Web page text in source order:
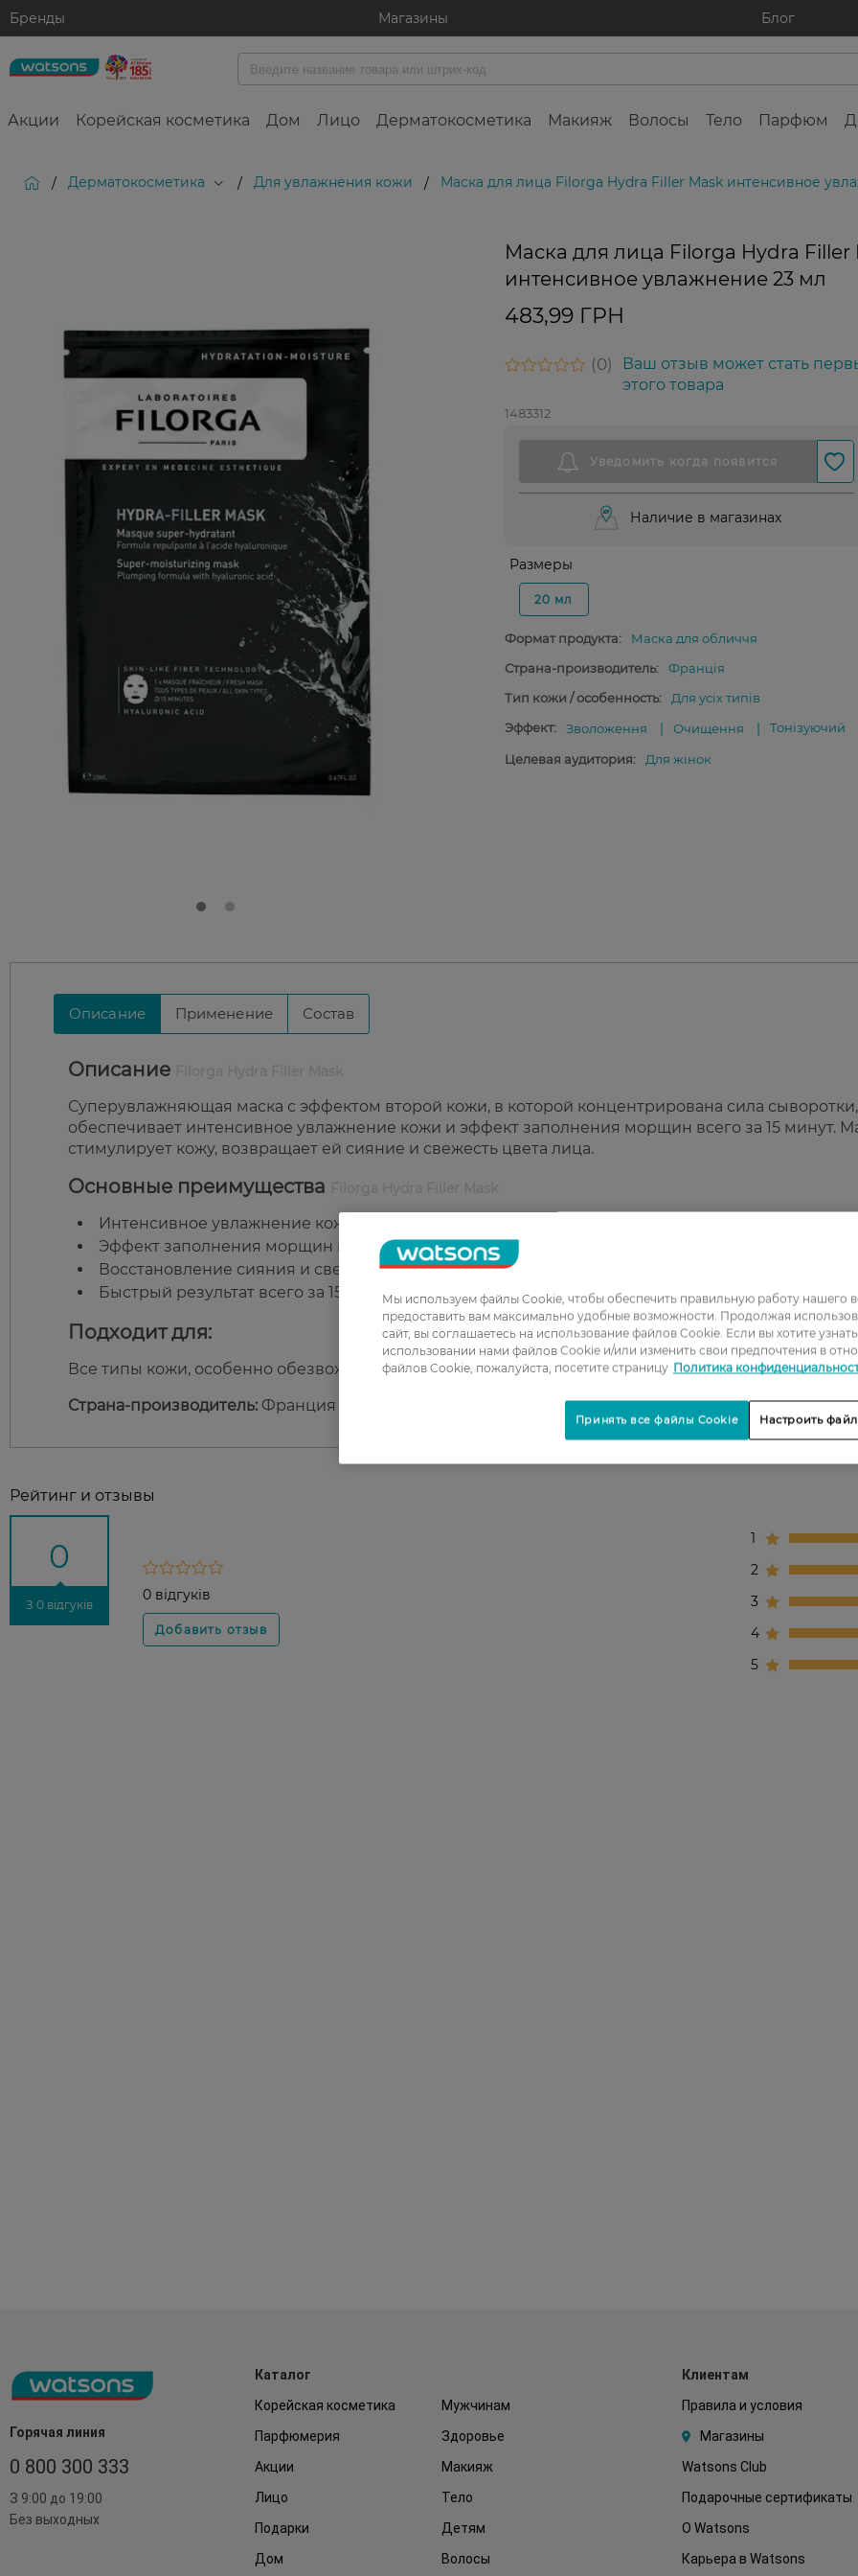
Бренды Магазины Блог
Акции Корейская косметика Дом Лицо Дерматокосметика Макияж Волосы Тело Парфюм
/ Дерматокосметика / Для увлажнения кожи / Маска для лица Filorga Hydra Filler Mask интенсивное
Маска для лица Filorga Hydra Filler
интенсивное увлажнение 23 мл
483,99 ГРН
0
Ваш отзыв может стать
этого товара
1483312
Наличие в магазинах
Размеры
20 мл
Формат продукта:
Маска для обличчя
Страна-производитель:
Франція
Тип кожи / особенность:
Для усіх типів
Эффект:
Зволоження Очищення Тонізуючий
Целевая аудитория: Для жінок
Описание Применение Состав
Описание
Суперувлажняющая маска с эффектом второй кожи, в которой концентрирована сила сыворотки,
обеспечивает интенсивное увлажнение кожи и эффект заполнения морщин всего за 15 минут.
стимулирует кожу, возвращает ей сияние и свежесть цвета лица.
Основные преимущества
Интенсивное увлажнение кожи.
Эффект заполнения морщин и неровностей.
Восстановление сияния и свежести цвета лица.
Быстрый результат всего за 15 минут.
Подходит для:
Все типы кожи, особенно обезвоженная и уставшая.
Страна-производитель: Франция
Рейтинг и отзывы
0
З 0 відгуків
0 відгуків
1
2
3
4
5
Горячая линия
0 800 300 333
З 9:00 до 19:00
Без выходных
Каталог
Корейская косметика
Мужчинам
Парфюмерия
Здоровье
Акции
Макияж
Лицо
Тело
Подарки
Детям
Дом
Волосы
Клиентам
Правила и условия
Магазины
Watsons Club
Подарочные сертификаты
О Watsons
Карьера в Watsons
Мы используем файлы Cookie, чтобы обеспечить правильную работу нашего
предоставить вам максимально удобные возможности. Продолжая
сайт, вы соглашаетесь на использование файлов Cookie. Если вы хотите
использовании нами файлов Cookie и/или изменить свои предпочтения в
файлов Cookie, пожалуйста, посетите страницу Политика
Настроить
Принять все файлы Cookie